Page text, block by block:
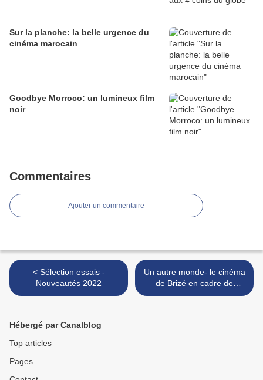
Sur la planche: la belle urgence du
cinéma marocain
Goodbye Morroco: un lumineux film
noir
Commentaires
Ajouter un commentaire
< Sélection essais -
Nouveautés 2022
Un autre monde- le cinéma
de Brizé en cadre de
marche (le monde du travail
Hébergé par Canalblog
Top articles
Pages